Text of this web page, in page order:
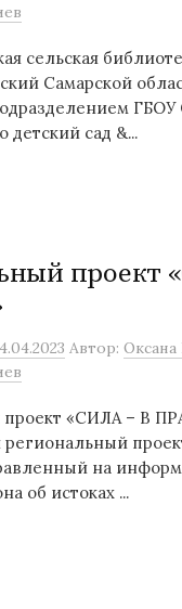
сельская
Самарской
детский сад &...
проект
Автор:
«СИЛА – В
региональный
на
об истоках ...